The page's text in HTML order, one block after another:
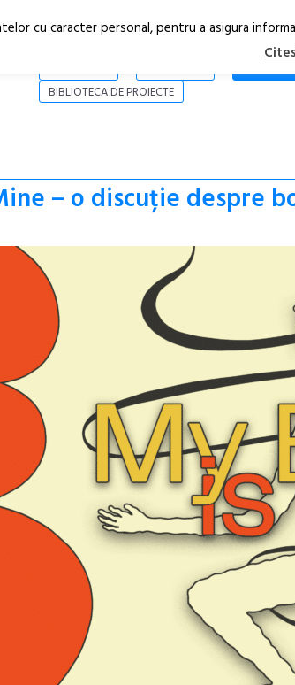
STIRI
BIBLIOTECA DE PROIECTE
– o discuție despre
cu caracter personal, pentru a asigura